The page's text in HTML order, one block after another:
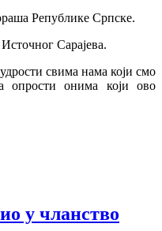
Републике Српске.
Сарајева.
свима нама који смо
опрости онима који ово
у чланство